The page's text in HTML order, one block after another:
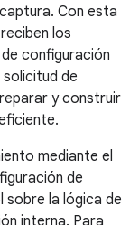
Con esta
los
configuración
solicitud de
y construir
mediante el
de
sobre la lógica de
interna. Para